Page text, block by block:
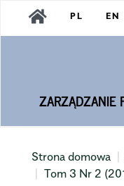
Main
Navigation
PL EN
ZARZĄDZANIE
Strona domowa
Tom 3 Nr 2